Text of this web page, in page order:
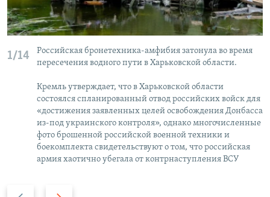
1/14
Российская бронетехника-амфибия затонула во время
пересечения водного пути в Харьковской области.
Кремль утверждает, что в Харьковской области
состоялся спланированный отвод российских войск для
«достижения заявленных целей освобождения Донбасса
из-под украинского контроля», однако многочисленные
фото брошенной российской военной техники и
боекомплекта свидетельствуют о том, что российская
армия хаотично убегала от контрнаступления ВСУ